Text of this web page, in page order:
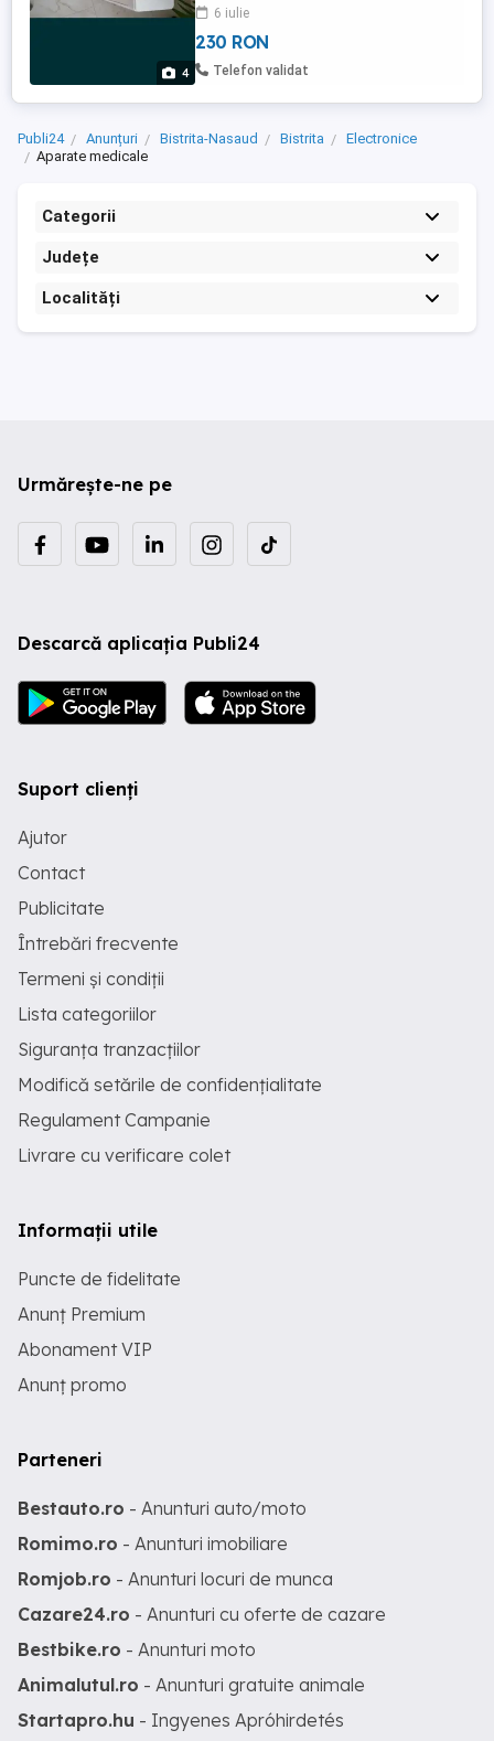
4
6 iulie
230 RON
Telefon validat
Publi24 Anunțuri Bistrita-Nasaud Bistrita
Electronice
Aparate medicale
Categorii
Județe
Localități
Urmărește-ne pe
Descarcă aplicația Publi24
Suport clienți
Ajutor
Contact
Publicitate
Întrebări frecvente
Termeni și condiții
Lista categoriilor
Siguranța tranzacțiilor
Modifică setările de confidențialitate
Regulament Campanie
Livrare cu verificare colet
Informații utile
Puncte de fidelitate
Anunț Premium
Abonament VIP
Anunț promo
Parteneri
Bestauto.ro - Anunturi auto/moto
Romimo.ro - Anunturi imobiliare
Romjob.ro - Anunturi locuri de munca
Cazare24.ro - Anunturi cu oferte de cazare
Bestbike.ro - Anunturi moto
Animalutul.ro - Anunturi gratuite animale
Startapro.hu - Ingyenes Apróhirdetés